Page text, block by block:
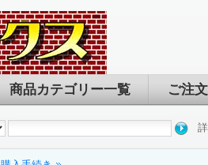
商品カテゴリー一覧 ご注